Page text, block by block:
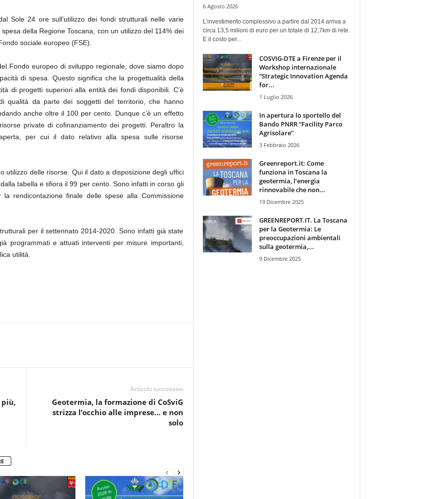
Sole 24 ore sull’utilizzo dei fondi strutturali nelle varie
della Regione Toscana, con un utilizzo del 114% dei
sociale europeo (FSE).
Fondo europeo di sviluppo regionale, dove siamo dopo
di spesa. Questo significa che la progettualità della
di progetti superiori alla entità dei fondi disponibili. C’è
qualità da parte dei soggetti del territorio, che hanno
anche oltre il 100 per cento. Dunque c’è un effetto
private di cofinanziamento dei progetti. Peraltro la
per cui il dato relativo alla spesa sulle risorse
utilizzo delle risorse. Qui il dato a disposizione degli uffici
tabella e sfiora il 99 per cento. Sono infatti in corso gli
rendicontazione finale delle spese alla Commissione
per il settennato 2014-2020. Sono infatti già state
programmati e attuati interventi per misure importanti,
utilità.
più,
Articolo successivo
Geotermia, la formazione di CoSviG
strizza l’occhio alle imprese… e non
solo
6 Agosto 2026
L’investimento complessivo a partire dal 2014 arriva a
circa 13,5 milioni di euro per un totale di 12,7km di rete.
E il costo per...
COSVIG-DTE a Firenze per il
Workshop internazionale
“Strategic Innovation Agenda
for...
1 Luglio 2026
In apertura lo sportello del
Bando PNRR “Facility Parco
Agrisolare”
3 Febbraio 2026
Greenreport.it: Come
funziona in Toscana la
geotermia, l’energia
rinnovabile che non...
19 Dicembre 2025
GREENREPORT.IT. La Toscana
per la Geotermia: Le
preoccupazioni ambientali
sulla geotermia,...
9 Dicembre 2025